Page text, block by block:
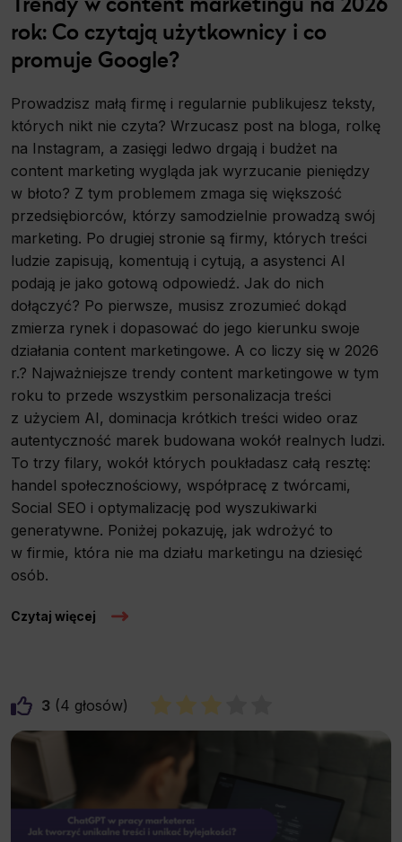
rok: Co czytają użytkownicy i co
promuje Google?
Prowadzisz małą firmę i regularnie publikujesz teksty,
których nikt nie czyta? Wrzucasz post na bloga, rolkę
na Instagram, a zasięgi ledwo drgają i budżet na
content marketing wygląda jak wyrzucanie pieniędzy
w błoto? Z tym problemem zmaga się większość
przedsiębiorców, którzy samodzielnie prowadzą swój
marketing. Po drugiej stronie są firmy, których treści
ludzie zapisują, komentują i cytują, a asystenci AI
podają je jako gotową odpowiedź. Jak do nich
dołączyć? Po pierwsze, musisz zrozumieć dokąd
zmierza rynek i dopasować do jego kierunku swoje
działania content marketingowe. A co liczy się w 2026
r.? Najważniejsze trendy content marketingowe w tym
roku to przede wszystkim personalizacja treści
z użyciem AI, dominacja krótkich treści wideo oraz
autentyczność marek budowana wokół realnych ludzi.
To trzy filary, wokół których poukładasz całą resztę:
handel społecznościowy, współpracę z twórcami,
Social SEO i optymalizację pod wyszukiwarki
generatywne. Poniżej pokazuję, jak wdrożyć to
w firmie, która nie ma działu marketingu na dziesięć
osób.
Czytaj więcej
3 4